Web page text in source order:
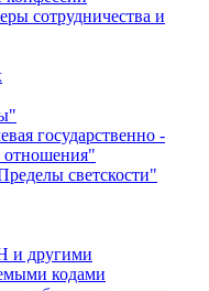
сотрудничества и
государственно -
отношения"
светскости"
и другими
кодами